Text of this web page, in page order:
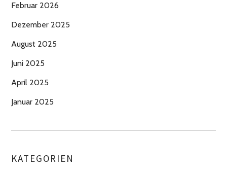
Februar 2026
Dezember 2025
August 2025
Juni 2025
April 2025
Januar 2025
KATEGORIEN